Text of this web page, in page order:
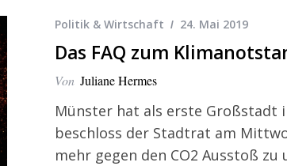
Politik & Wirtschaft 24. Mai 2019
Das FAQ zum
Von Juliane Hermes
Münster hat als erste Großstadt
beschloss der Stadtrat am
mehr gegen den CO2 Ausstoß